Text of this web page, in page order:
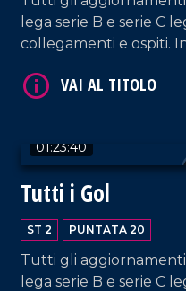
lega serie B e serie C
collegamenti e ospiti.
01:23:40
Tutti i Gol
ST 2 PUNTATA 20
Tutti gli aggiornamenti
lega serie B e serie C